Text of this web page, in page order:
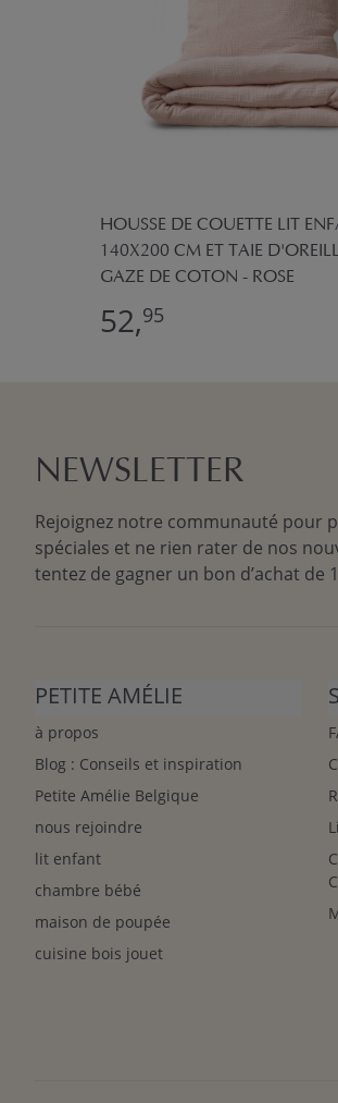
HOUSSE DE COUETTE LIT
140X200 CM ET TAIE
GAZE DE COTON - ROSE
52,95
NEWSLETTER
Rejoignez notre communauté pour
spéciales et ne rien rater de nos
tentez de gagner un bon d’achat de
PETITE AMÉLIE
à propos
Blog : Conseils et inspiration
Petite Amélie Belgique
nous rejoindre
lit enfant
chambre bébé
maison de poupée
cuisine bois jouet